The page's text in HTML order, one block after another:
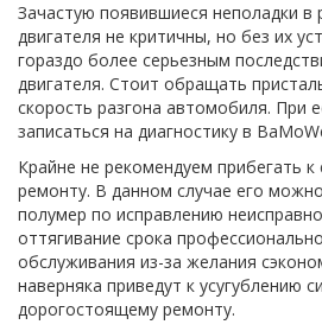
Зачастую появившиеся неполадки в
двигателя не критичны, но без их
гораздо более серьезным
двигателя. Стоит обращать
скорость разгона автомобиля. При
записаться на диагностику в
Крайне не рекомендуем прибегать
ремонту. В данном случае его
полумер по исправлению
оттягивание срока
обслуживания из-за желания
наверняка приведут к усугублению
дорогостоящему ремонту.